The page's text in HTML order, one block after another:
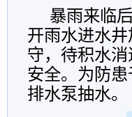
暴雨来临
开雨水进水
守，待积水
安全。为防
排水泵抽水